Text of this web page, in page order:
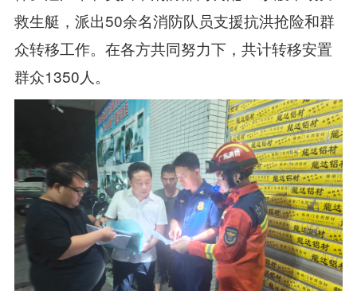
救生艇，派出50余名消防队员支援抗洪抢险和群
众转移工作。在各方共同努力下，共计转移安置
群众1350人。